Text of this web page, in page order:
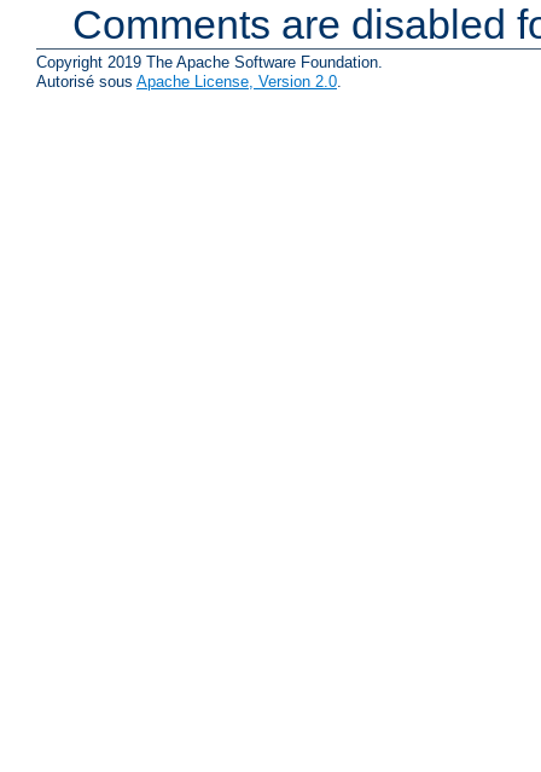
Comments are disabled
Copyright 2019 The Apache Software Foundation.
Autorisé sous Apache License, Version 2.0